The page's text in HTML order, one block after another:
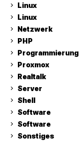
Linux
Linux
Netzwerk
PHP
Programmierung
Proxmox
Realtalk
Server
Shell
Software
Software
Sonstiges